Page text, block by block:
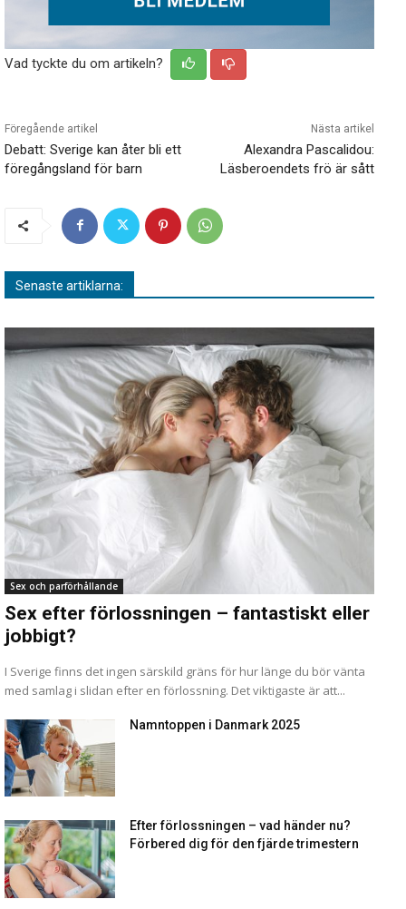
Vad tyckte du om artikeln?
Föregående artikel
Debatt: Sverige kan åter bli ett
föregångsland för barn
Nästa artikel
Alexandra Pascalidou:
Läsberoendets frö är sått
Senaste artiklarna:
Sex och parförhållande
Sex efter förlossningen – fantastiskt eller
jobbigt?
I Sverige finns det ingen särskild gräns för hur länge du bör vänta
med samlag i slidan efter en förlossning. Det viktigaste är att...
Namntoppen i Danmark 2025
Efter förlossningen – vad händer nu?
Förbered dig för den fjärde trimestern